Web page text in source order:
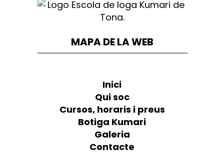
MAPA DE LA WEB
Inici
Qui soc
Cursos, horaris i preus
Botiga Kumari
Galeria
Contacte